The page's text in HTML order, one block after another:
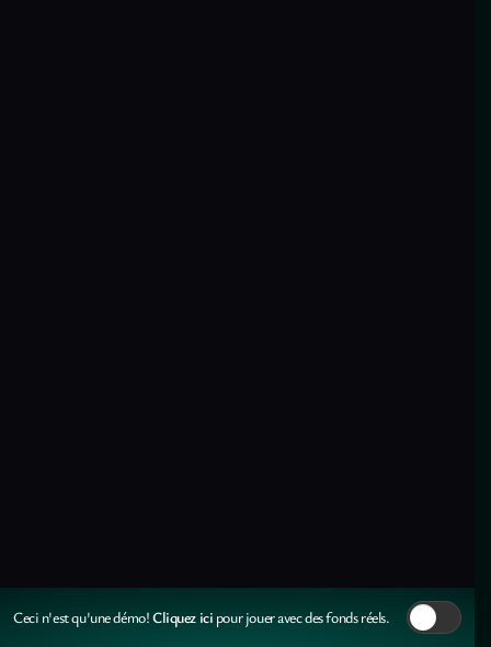
Ceci n'est qu'une démo!Cliquez ici pour jouer avec des fonds réels.